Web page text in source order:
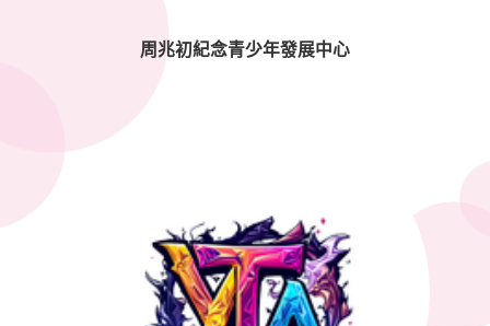
周兆初紀念青少年發展中心